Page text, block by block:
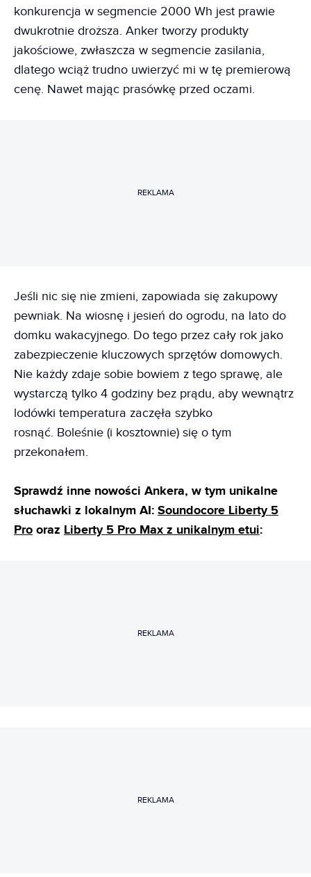
konkurencja w segmencie 2000 Wh jest prawie
dwukrotnie droższa. Anker tworzy produkty
jakościowe, zwłaszcza w segmencie zasilania,
dlatego wciąż trudno uwierzyć mi w tę premierową
cenę. Nawet mając prasówkę przed oczami.
REKLAMA
Jeśli nic się nie zmieni, zapowiada się zakupowy
pewniak. Na wiosnę i jesień do ogrodu, na lato do
domku wakacyjnego. Do tego przez cały rok jako
zabezpieczenie kluczowych sprzętów domowych.
Nie każdy zdaje sobie bowiem z tego sprawę, ale
wystarczą tylko 4 godziny bez prądu, aby wewnątrz
lodówki temperatura zaczęła szybko
rosnąć. Boleśnie (i kosztownie) się o tym
przekonałem.
Sprawdź inne nowości Ankera, w tym unikalne
słuchawki z lokalnym AI: Soundocore Liberty 5
Pro oraz Liberty 5 Pro Max z unikalnym etui:
REKLAMA
REKLAMA